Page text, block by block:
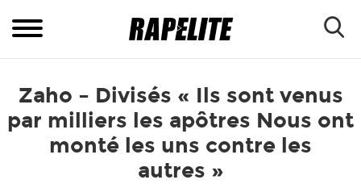
Zaho – Divisés « Ils sont venus
par milliers les apôtres Nous ont
monté les uns contre les
autres »